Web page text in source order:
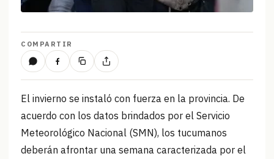
COMPARTIR
El invierno se instaló con fuerza en la provincia. De
acuerdo con los datos brindados por el Servicio
Meteorológico Nacional (SMN), los tucumanos
deberán afrontar una semana caracterizada por el